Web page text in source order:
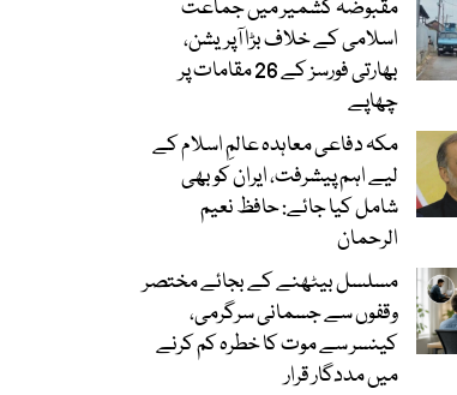
مقبوضہ کشمیر میں جماعت
اسلامی کے خلاف بڑا آپریشن،
بھارتی فورسز کے 26 مقامات پر
چھاپے
مکہ دفاعی معاہدہ عالمِ اسلام کے
لیے اہم پیشرفت، ایران کو بھی
شامل کیا جائے: حافظ نعیم
الرحمان
مسلسل بیٹھنے کے بجائے مختصر
وقفوں سے جسمانی سرگرمی،
کینسر سے موت کا خطرہ کم کرنے
میں مددگار قرار